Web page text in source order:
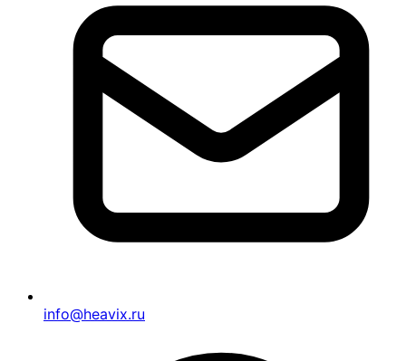
info@heavix.ru